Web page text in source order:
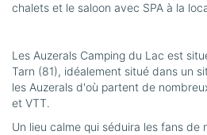
chalets et le saloon avec SPA à la
Les Auzerals Camping du Lac est
Tarn (81), idéalement situé dans un
les Auzerals d'où partent de
et VTT.
Un lieu calme qui séduira les fans